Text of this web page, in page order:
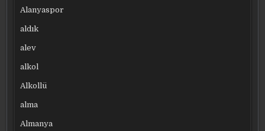
Alanyaspor
aldık
alev
alkol
Alkollü
alma
Almanya